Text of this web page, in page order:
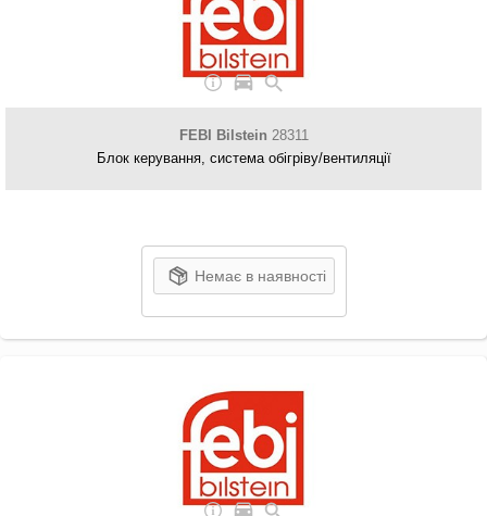
FEBI Bilstein 28311
Блок керування, система обігріву/вентиляції
Немає в наявності